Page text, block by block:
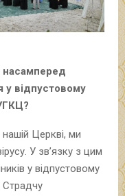
насамперед
у відпустовому
Церкві, ми
У зв’язку з цим
у відпустовому
Страдчу